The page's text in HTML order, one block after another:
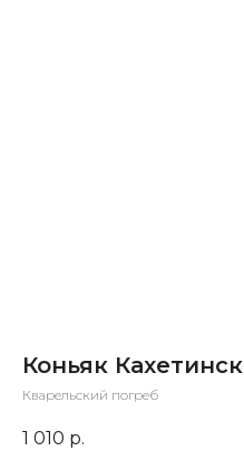
Коньяк
Кварельский погреб
1 010 р.